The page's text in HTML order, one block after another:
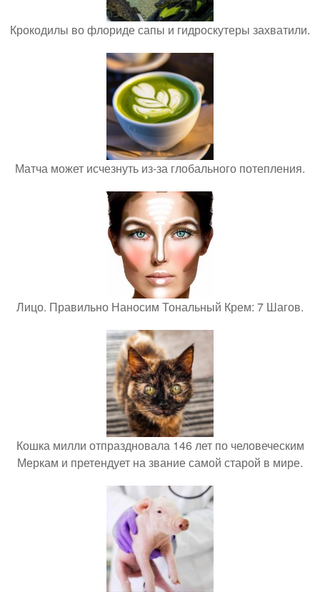
Крокодилы во флориде сапы и гидроскутеры захватили.
Матча может исчезнуть из-за глобального потепления.
Лицо. Правильно Наносим Тональный Крем: 7 Шагов.
Кошка милли отпраздновала 146 лет по человеческим
Меркам и претендует на звание самой старой в мире.